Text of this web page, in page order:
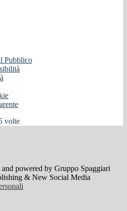
Pubblico
volte
powered by Gruppo Spaggiari
& New Social Media